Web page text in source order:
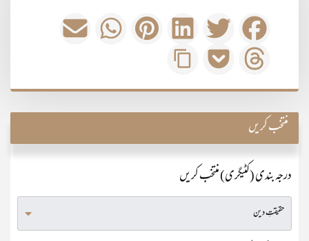
منتخب کریں
درجہ بندی (کٹیگری) منتخب کریں